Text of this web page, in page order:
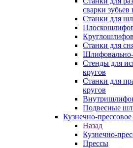
сварки зубьев
Станки для
Станки для
Шлифовально-
Стенды для
кругов
Станки для
кругов
Подвесные
Кузнечно-
Назад
Кузнечно-
Прессы